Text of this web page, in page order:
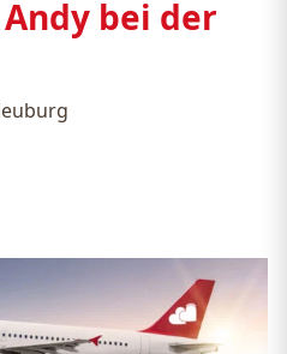
bei der